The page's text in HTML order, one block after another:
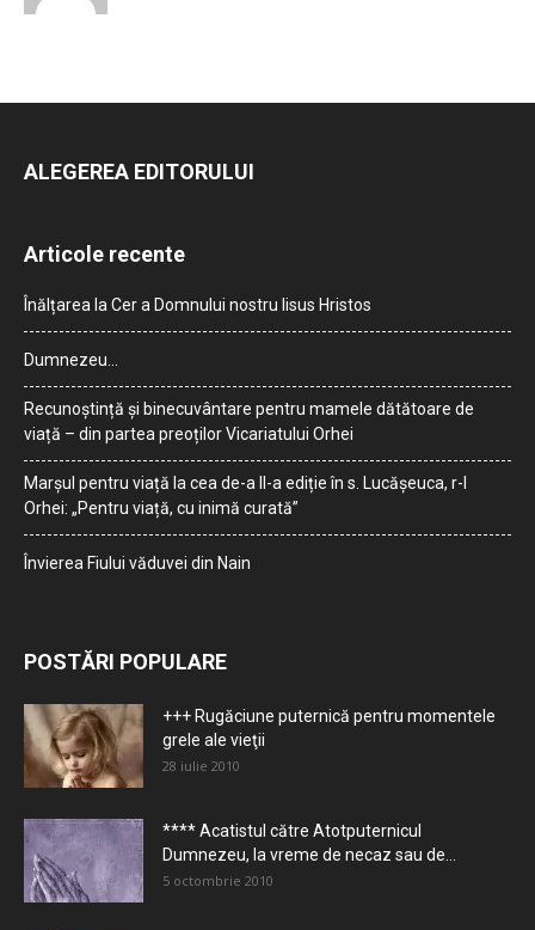
ALEGEREA EDITORULUI
Articole recente
Înălțarea la Cer a Domnului nostru Iisus Hristos
Dumnezeu…
Recunoștință și binecuvântare pentru mamele dătătoare de
viață – din partea preoților Vicariatului Orhei
Marșul pentru viață la cea de-a II-a ediție în s. Lucășeuca, r-l
Orhei: „Pentru viață, cu inimă curată”
Învierea Fiului văduvei din Nain
POSTĂRI POPULARE
+++ Rugăciune puternică pentru momentele
grele ale vieţii
28 iulie 2010
**** Acatistul către Atotputernicul
Dumnezeu, la vreme de necaz sau de...
5 octombrie 2010